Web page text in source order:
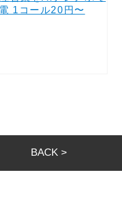
1コール20円〜
BACK >